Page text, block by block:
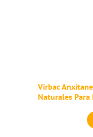
Virbac
Naturales Para